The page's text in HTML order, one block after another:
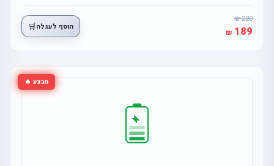
220
189 הוסף לעגלה🛒
מבצע 🔥